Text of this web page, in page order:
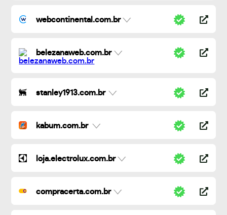
webcontinental.com.br
belezanaweb.com.br
stanley1913.com.br
kabum.com.br
loja.electrolux.com.br
compracerta.com.br